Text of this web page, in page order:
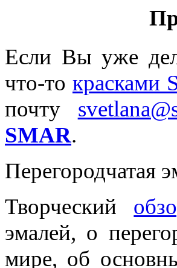
Если Вы уже
что-то красками
почту
SMAR.
Перегородчатая
Творческий
эмалей, о
мире, об